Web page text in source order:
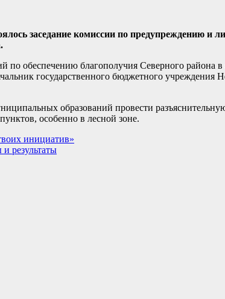
заседание комиссии по предупреждению и
по обеспечению благополучия Северного района
государственного бюджетного учреждения
образований провести
особенно в лесной зоне.
инициатив»
результаты